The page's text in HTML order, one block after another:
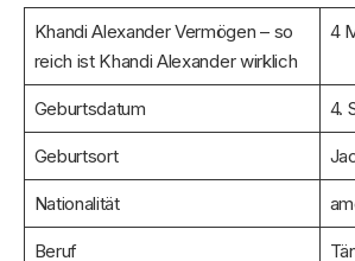
Khandi Alexander Vermögen – so
reich ist Khandi Alexander wirklich
4
Geburtsdatum 4.
Geburtsort
Nationalität
Beruf